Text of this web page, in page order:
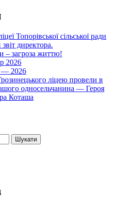
Топорівської сільської ради
директора.
– загроза життю!
2026
— 2026
ліцею провели в
односельчанина — Героя
Коташа